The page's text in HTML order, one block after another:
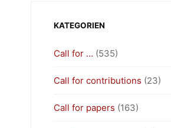
KATEGORIEN
Call for … (535)
Call for contributions (23)
Call for papers (163)